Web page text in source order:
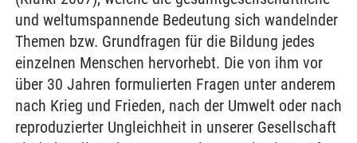
und weltumspannende Bedeutung sich wandelnder
Themen bzw. Grundfragen für die Bildung jedes
einzelnen Menschen hervorhebt. Die von ihm vor
über 30 Jahren formulierten Fragen unter anderem
nach Krieg und Frieden, nach der Umwelt oder nach
reproduzierter Ungleichheit in unserer Gesellschaft